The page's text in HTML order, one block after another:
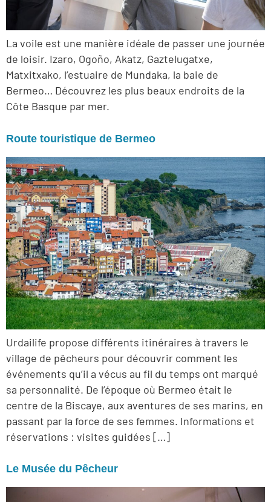
La voile est une manière idéale de passer une journée
de loisir. Izaro, Ogoño, Akatz, Gaztelugatxe,
Matxitxako, l’estuaire de Mundaka, la baie de
Bermeo… Découvrez les plus beaux endroits de la
Côte Basque par mer.
Route touristique de Bermeo
Urdailife propose différents itinéraires à travers le
village de pêcheurs pour découvrir comment les
événements qu’il a vécus au fil du temps ont marqué
sa personnalité. De l’époque où Bermeo était le
centre de la Biscaye, aux aventures de ses marins, en
passant par la force de ses femmes. Informations et
réservations : visites guidées […]
Le Musée du Pêcheur